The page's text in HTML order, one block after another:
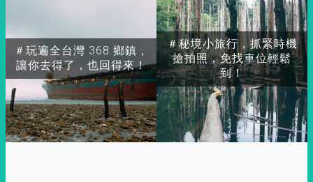
＃玩遍全台灣 368 鄉鎮，
讓你去得了，也回得來！
＃秘境小旅行，抓緊時機
搶拍照，免找車位輕鬆
到！